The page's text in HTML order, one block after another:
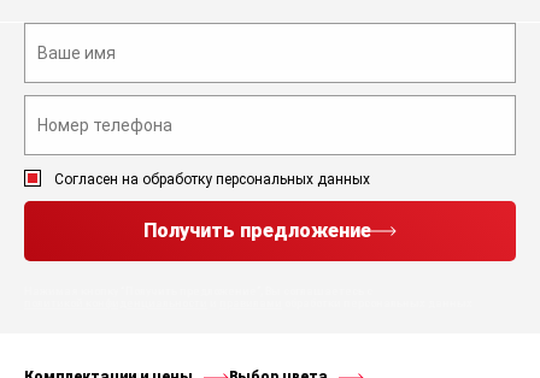
Согласен на обработку персональных данных
Получить предложение